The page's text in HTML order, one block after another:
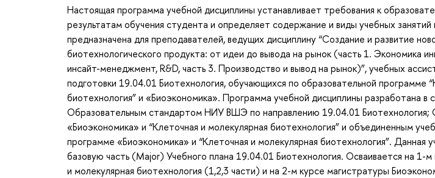
Настоящая программа учебной дисциплины устанавливает требования к
результатам обучения студента и определяет содержание и виды учебных
предназначена для преподавателей, ведущих дисциплину “Создание и развитие
биотехнологического продукта: от идеи до вывода на рынок (часть 1. Экономика
инсайт-менеджмент, R&D, часть 3. Производство и вывод на рынок)”, учебных
подготовки 19.04.01 Биотехнология, обучающихся по образовательной программе
биотехнология” и «Биоэкономика». Программа учебной дисциплины разработана в
Образовательным стандартом НИУ ВШЭ по направлению 19.04.01 Биотехнология;
«Биоэкономика» и “Клеточная и молекулярная биотехнология” и объединенным
программе «Биоэкономика» и “Клеточная и молекулярная биотехнология”. Данная
базовую часть (Major) Учебного плана 19.04.01 Биотехнология. Осваивается на 1-
и молекулярная биотехнология (1,2,3 части) и на 2-м курсе магистратуры